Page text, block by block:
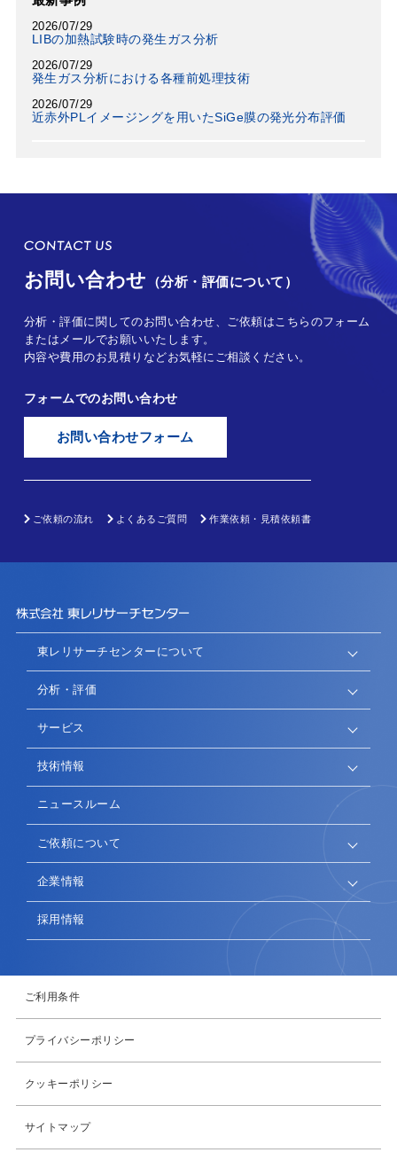
2026/07/29
LIBの加熱試験時の発生ガス分析
2026/07/29
発生ガス分析における各種前処理技術
2026/07/29
近赤外PLイメージングを用いたSiGe膜の発光分布評価
お問い合わせ （分析・評価について）
分析・評価に関してのお問い合わせ、ご依頼はこちらのフォーム
またはメールでお願いいたします。
内容や費用のお見積りなどお気軽にご相談ください。
フォームでのお問い合わせ
お問い合わせフォーム
ご依頼の流れ よくあるご質問 作業依頼・見積依頼書
東レリサーチセンターについて
分析・評価
サービス
技術情報
ニュースルーム
ご依頼について
企業情報
採用情報
ご利用条件
プライバシーポリシー
クッキーポリシー
サイトマップ